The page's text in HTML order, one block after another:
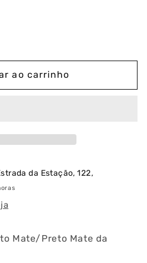
ao carrinho
da Estação, 122,
Mate/Preto Mate da